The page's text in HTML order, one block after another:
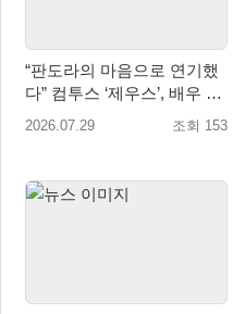
“판도라의 마음으로 연기했
다” 컴투스 ‘제우스’, 배우 박
지현의 ‘판도라’ 제작기 공개
2026.07.29 조회 153